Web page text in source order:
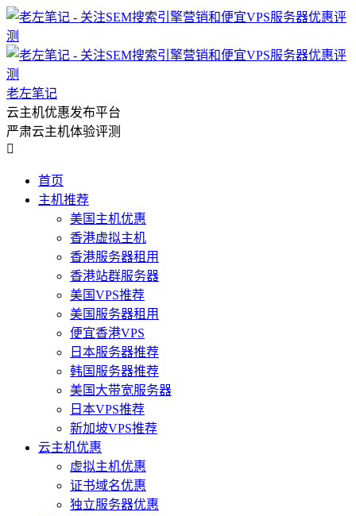
老左笔记
云主机优惠发布平台
严肃云主机体验评测

首页
主机推荐
美国主机优惠
香港虚拟主机
香港服务器租用
香港站群服务器
美国VPS推荐
美国服务器租用
便宜香港VPS
日本服务器推荐
韩国服务器推荐
美国大带宽服务器
日本VPS推荐
新加坡VPS推荐
云主机优惠
虚拟主机优惠
证书域名优惠
独立服务器优惠